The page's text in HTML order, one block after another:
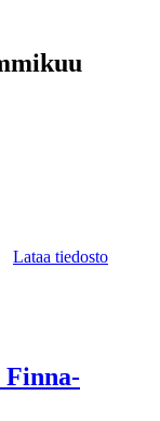
Lataa tiedosto